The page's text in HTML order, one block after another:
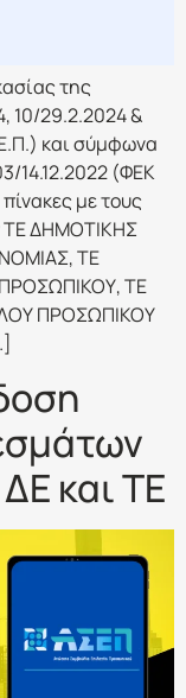
της
10/29.2.2024 &
και σύμφωνα
14.12.2022 (ΦΕΚ
με τους
ΤΕ ΔΗΜΟΤΙΚΗΣ
ΤΕ
ΤΕ
ΠΡΟΣΩΠΙΚΟΥ
και ΤΕ